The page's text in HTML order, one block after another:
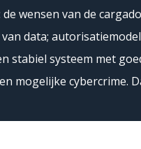
wensen van de
data;
stabiel systeem met
mogelijke cybercrime.